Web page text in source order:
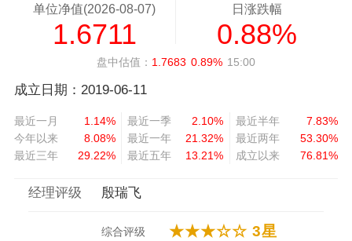
单位净值(2026-08-07)
1.6711
日涨跌幅
0.88%
盘中估值： 1.7683 0.89% 15:00
成立日期：2019-06-11
最近一月 1.14% 最近一季 2.10% 最近半年
7.83%
今年以来
8.08% 最近一年 21.32% 最近两年
53.30%
最近三年
29.22% 最近五年 13.21% 成立以来 76.81%
经理评级 殷瑞飞
综合评级 ★★★☆☆ 3星